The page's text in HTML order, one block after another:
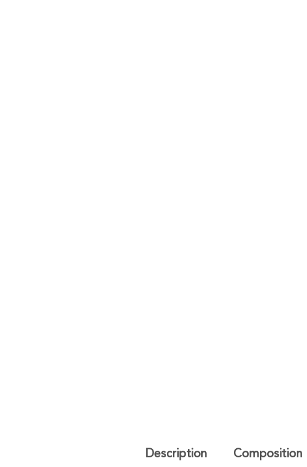
Description Composition